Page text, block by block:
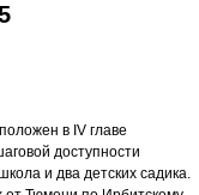
в IV главе
доступности
и два детских садика.